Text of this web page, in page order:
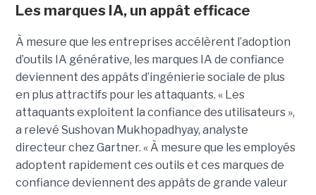
Les marques IA, un appât efficace
À mesure que les entreprises accélèrent l’adoption
d’outils IA générative, les marques IA de confiance
deviennent des appâts d’ingénierie sociale de plus
en plus attractifs pour les attaquants. « Les
attaquants exploitent la confiance des utilisateurs »,
a relevé Sushovan Mukhopadhyay, analyste
directeur chez Gartner. « À mesure que les employés
adoptent rapidement ces outils et ces marques de
confiance deviennent des appâts de grande valeur